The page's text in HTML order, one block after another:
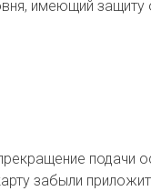
имеющий защиту
подачи
забыли